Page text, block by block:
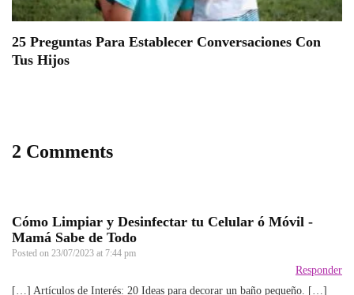
25 Preguntas Para Establecer Conversaciones Con
Tus Hijos
2 Comments
Cómo Limpiar y Desinfectar tu Celular ó Móvil -
Mamá Sabe de Todo
Posted on 23/07/2023 at 7:44 pm
Responder
[…] Artículos de Interés: 20 Ideas para decorar un baño pequeño. […]